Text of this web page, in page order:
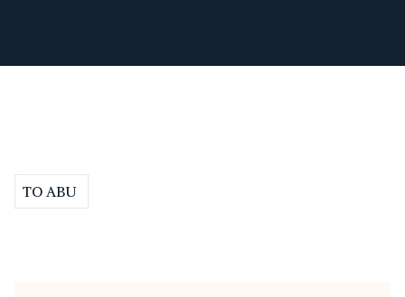
TO ABU